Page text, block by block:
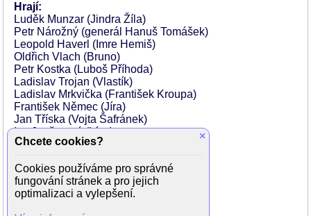
Hrají:
Luděk Munzar (Jindra Žíla)
Petr Nárožný (generál Hanuš Tomášek)
Leopold Haverl (Imre Hemiš)
Oldřich Vlach (Bruno)
Petr Kostka (Luboš Příhoda)
Ladislav Trojan (Vlastík)
Ladislav Mrkvička (František Kroupa)
František Němec (Jíra)
Jan Tříska (Vojta Šafránek)
Iva Janžurová (Líza)
Emília Vášáryová (Emílie)
Dana Syslová (Dana)
Tereza Bebarová (Lída)
Aleš Bílík (Martin)
×
Chcete cookies?
Cookies používáme pro správné
fungování stránek a pro jejich
optimalizaci a vylepšení.